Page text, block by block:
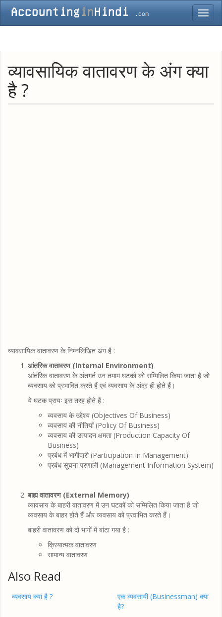
व्यावसायिक वातावरण के अंग क्या
है ?
व्यावसायिक वातावरण के निम्नलिखित अंग है :
आंतरिक वातावरण (Internal Environment)
आंतरिक वातावरण के अंतगर्त उन तमाम घटकों को सम्मिलित किया जाता है जो
व्यवसाय को प्रभावित करते हैं एवं व्यवसाय के अंदर ही होते हैं।
ये घटक प्रायः इस तरह होते हैं :
व्यवसाय के उद्देश्य (Objectives Of Business)
व्यवसाय की नीतियाँ (Policy Of Business)
व्यवसाय की उत्पादन क्षमता (Production Capacity Of
Business)
प्रबंध में भागीदारी (Participation In Management)
प्रबंध सूचना प्रणाली (Management Information System)
बाह्य वातावरण (External Memory)
व्यावसाय के बाहरी वातावरण में उन घटकों को सम्मिलित किया जाता है जो
व्यवसाय के बाहर होते हैं और व्यवसाय को प्रवाभित करते हैं।
बाहरी वातावरण को दो भागों में बांटा गया है :
क्रियात्मक वातावरण
सामान्य वातावरण
Also Read
व्यवसाय क्या है ?
एक व्यवसायी (Businessman) क्या
है?